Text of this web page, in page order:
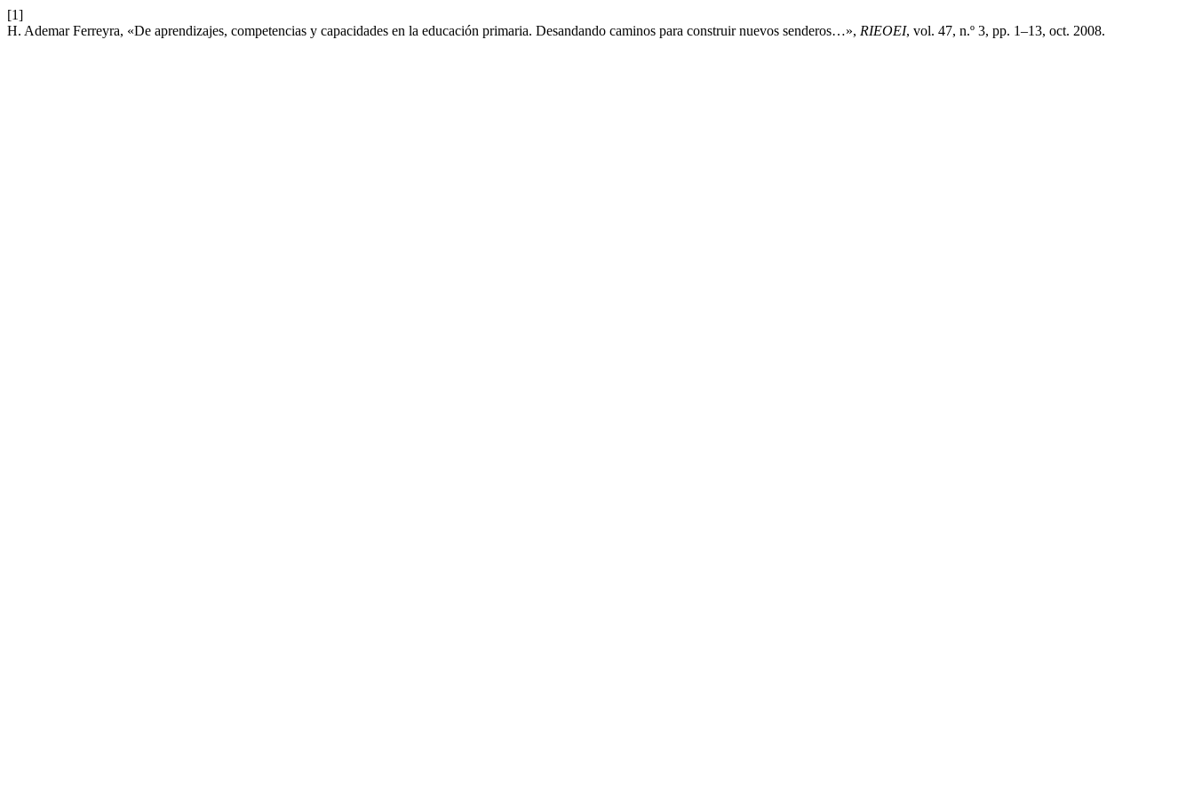
[1]
H. Ademar Ferreyra, «De aprendizajes, competencias y capacidades en la educación primaria. Desandando caminos para construir nuevos senderos…», RIEOEI, vol. 47, n.º 3, pp. 1–13, oct. 2008.